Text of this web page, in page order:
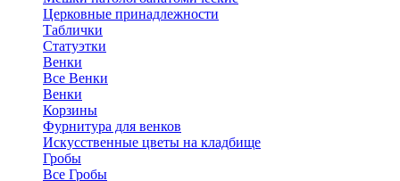
Церковные принадлежности
Таблички
Статуэтки
Венки
Все Венки
Венки
Корзины
Фурнитура для венков
Искусственные цветы на кладбище
Гробы
Все Гробы